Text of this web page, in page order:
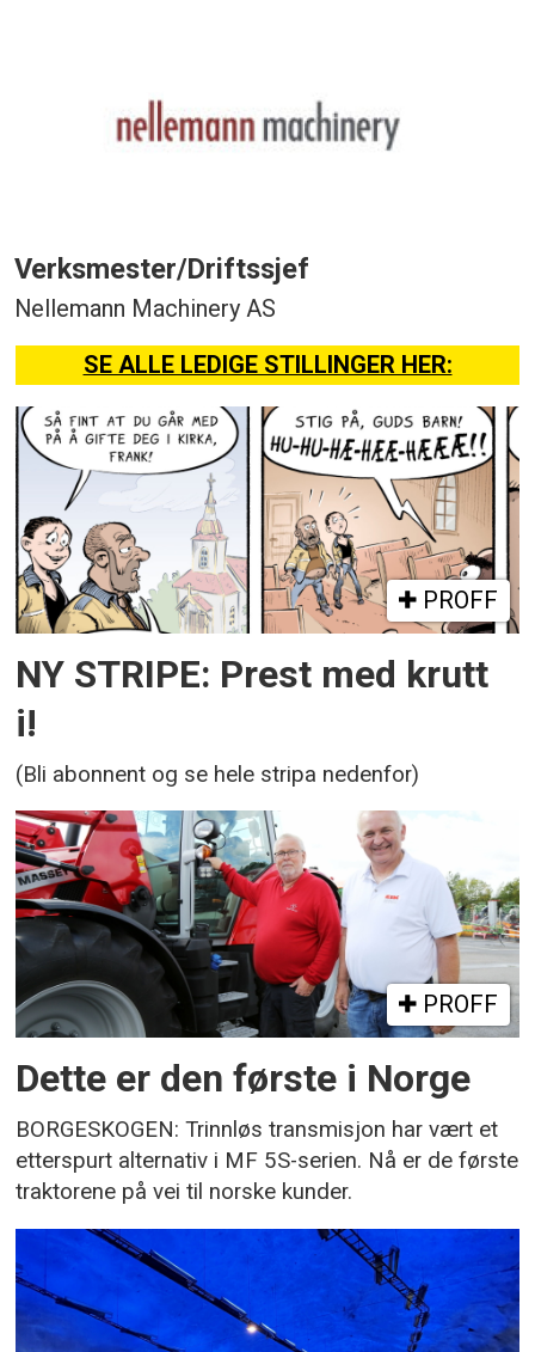
Verksmester/Driftssjef
Nellemann Machinery AS
SE ALLE LEDIGE STILLINGER HER:
PROFF
NY STRIPE: Prest med krutt
i!
(Bli abonnent og se hele stripa nedenfor)
PROFF
Dette er den første i Norge
BORGESKOGEN: Trinnløs transmisjon har vært et
etterspurt alternativ i MF 5S-serien. Nå er de første
traktorene på vei til norske kunder.